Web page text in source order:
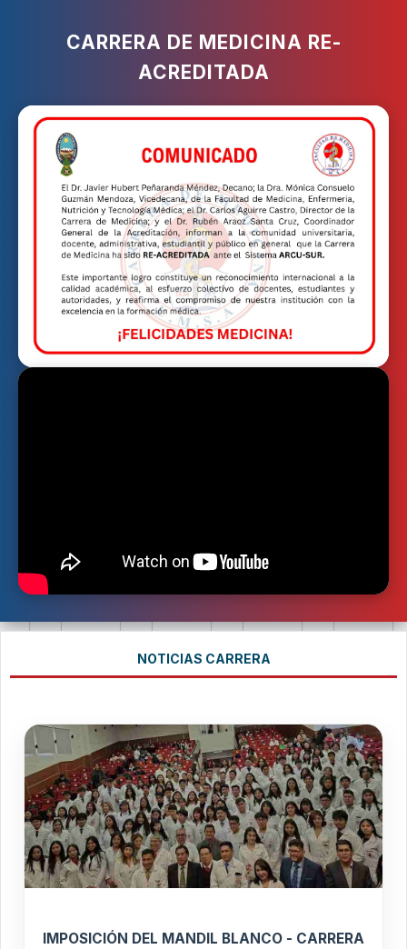
CARRERA DE MEDICINA RE-
ACREDITADA
NOTICIAS CARRERA
IMPOSICIÓN DEL MANDIL BLANCO - CARRERA